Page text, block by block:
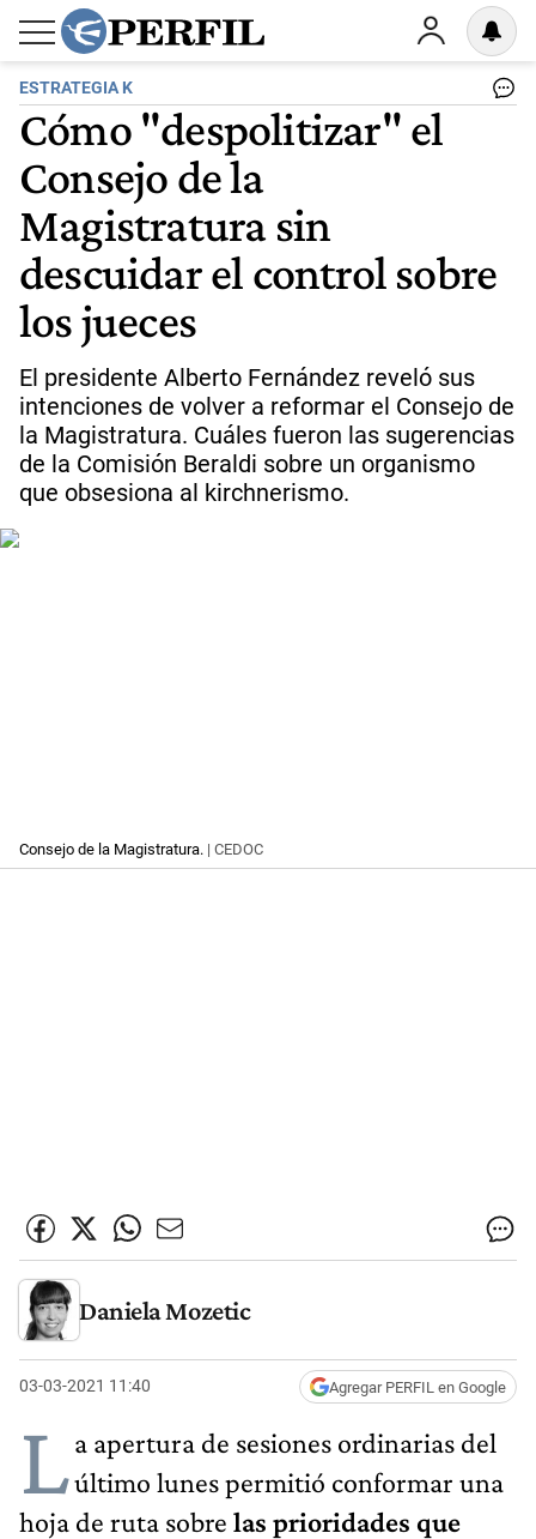
ESTRATEGIA K
Cómo "despolitizar" el
Consejo de la
Magistratura sin
descuidar el control sobre
los jueces
El presidente Alberto Fernández reveló sus
intenciones de volver a reformar el Consejo de
la Magistratura. Cuáles fueron las sugerencias
de la Comisión Beraldi sobre un organismo
que obsesiona al kirchnerismo.
Consejo de la Magistratura. | CEDOC
Daniela Mozetic
03-03-2021 11:40 Agregar PERFIL en Google
La apertura de sesiones ordinarias del
último lunes permitió conformar una
hoja de ruta sobre las prioridades que